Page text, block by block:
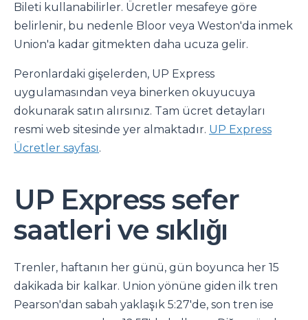
Bileti kullanabilirler. Ücretler mesafeye göre
belirlenir, bu nedenle Bloor veya Weston'da inmek
Union'a kadar gitmekten daha ucuza gelir.
Peronlardaki gişelerden, UP Express
uygulamasından veya binerken okuyucuya
dokunarak satın alırsınız. Tam ücret detayları
resmi web sitesinde yer almaktadır. UP Express
Ücretler sayfası.
UP Express sefer
saatleri ve sıklığı
Trenler, haftanın her günü, gün boyunca her 15
dakikada bir kalkar. Union yönüne giden ilk tren
Pearson'dan sabah yaklaşık 5:27'de, son tren ise